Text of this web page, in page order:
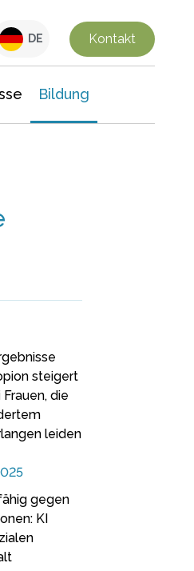
DE Kontakt
Bildung
steigert
die
leiden
gegen
KI